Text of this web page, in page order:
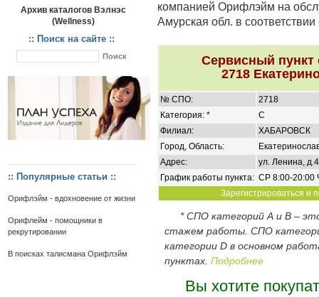
Архив каталогов Вэлнэс
(Wellness)
:: Поиск на сайте ::
:: Популярные статьи ::
Орифлэйм - вдохновение от жизни
Орифлейм - помощники в
рекрутировании
В поисках талисмана Орифлэйм
компанией Орифлэйм на
Амурская обл. в
Сервисный
2718
№ СПО:
2718
Категория: *
C
Филиал:
ХАБАРОВСК
Город, Область:
Адрес:
ул. Ленина,
График работы пункта: СР 8:00-20:00
Зарегистрироваться и
* СПО категорий А и В –
стажем работы. СПО
категории D в основном
пунктах. Подробнее
Вы хотите